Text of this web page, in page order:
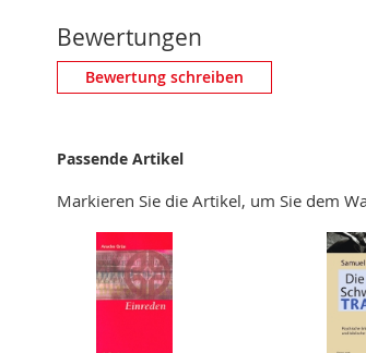
Bewertungen
Eigene Bewertung schreiben
BEWERTUNG
Bewertung schreiben
Passende Artikel
Markieren Sie die Artikel, um Sie dem